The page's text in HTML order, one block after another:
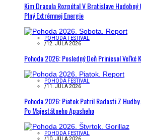
Kim Dracula Rozpútal V Bratislave Hudobný
Plný Extrémnej Energie
POHODA FESTIVAL
/12. JÚLA 2026
Pohoda 2026: Posledný Deň Priniesol Veľké
POHODA FESTIVAL
/11. JÚLA 2026
Pohoda 2026: Piatok Patril Radosti Z
Po Majestátneho Apasheho
POHODA FESTIVAL
/10. JÚLA 2026